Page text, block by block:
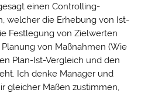
einen Controlling-
welcher die Erhebung von Ist-
Festlegung von Zielwerten
von Maßnahmen (Wie
Plan-Ist-Vergleich und den
Ich denke Manager und
gleicher Maßen zustimmen,